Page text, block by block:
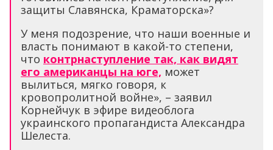
защиты Славянска, Краматорска»?
У меня подозрение, что наши военные и
власть понимают в какой-то степени,
что контрнаступление так, как видят
его американцы на юге, может
вылиться, мягко говоря, к
кровопролитной войне», – заявил
Корнейчук в эфире видеоблога
украинского пропагандиста Александра
Шелеста.